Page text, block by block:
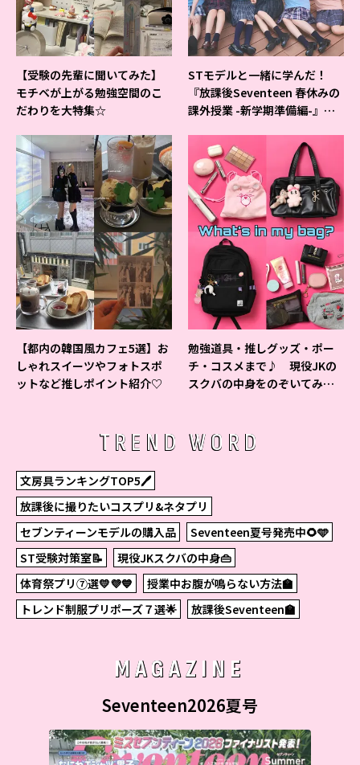
【受験の先輩に聞いてみた】
モチベが上がる勉強空間のこ
だわりを大特集☆
STモデルと一緒に学んだ！
『放課後Seventeen 春休みの
課外授業 -新学期準備編-』イ
【都内の韓国風カフェ5選】お
しゃれスイーツやフォトスポ
ットなど推しポイント紹介♡
勉強道具・推しグッズ・ポー
チ・コスメまで♪ 現役JKの
スクバの中身をのぞいてみ
TREND WORD
文房具ランキングTOP5🖊
放課後に撮りたいコスプリ&ネタプリ
セブンティーンモデルの購入品
Seventeen夏号発売中🌻🩵
ST受験対策室📝
現役JKスクバの中身👜
体育祭プリ⑦選💛💜💙
授業中お腹が鳴らない方法🏫
トレンド制服プリポーズ７選🌟
放課後Seventeen🏫
MAGAZINE
Seventeen2026夏号